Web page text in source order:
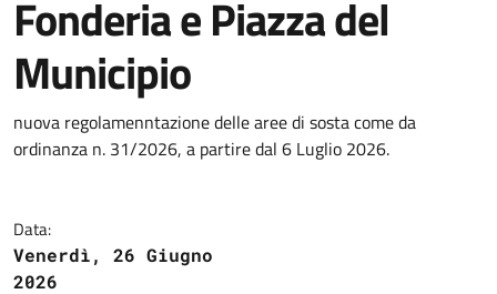
Fonderia e Piazza del
Municipio
nuova regolamenntazione delle aree di sosta come da
ordinanza n. 31/2026, a partire dal 6 Luglio 2026.
Data:
Venerdì, 26 Giugno
2026